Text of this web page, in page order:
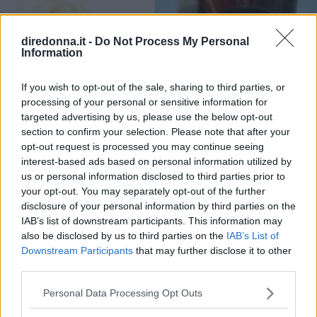
diredonna.it - Do Not Process My Personal
Information
If you wish to opt-out of the sale, sharing to third parties, or
processing of your personal or sensitive information for
targeted advertising by us, please use the below opt-out
section to confirm your selection. Please note that after your
opt-out request is processed you may continue seeing
interest-based ads based on personal information utilized by
us or personal information disclosed to third parties prior to
your opt-out. You may separately opt-out of the further
disclosure of your personal information by third parties on the
IAB’s list of downstream participants. This information may
also be disclosed by us to third parties on the IAB’s List of
Downstream Participants that may further disclose it to other
Please note that this website/app uses one or more Google
Personal Data Processing Opt Outs